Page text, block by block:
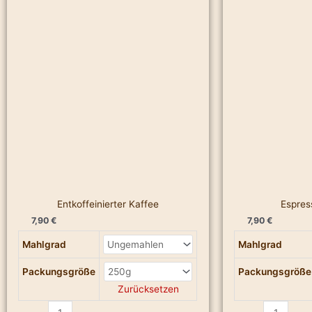
Entkoffeinierter Kaffee
7,90 €
Mahlgrad
Packungsgröße
Zurücksetzen
7,90 €
Mahlgrad
Packungsgröße